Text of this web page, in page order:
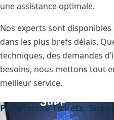
une assistance optimale.
Nos experts sont
dans les plus brefs délais.
techniques, des demandes
besoins, nous mettons tout
meilleur service.
Plateforme Tickets,